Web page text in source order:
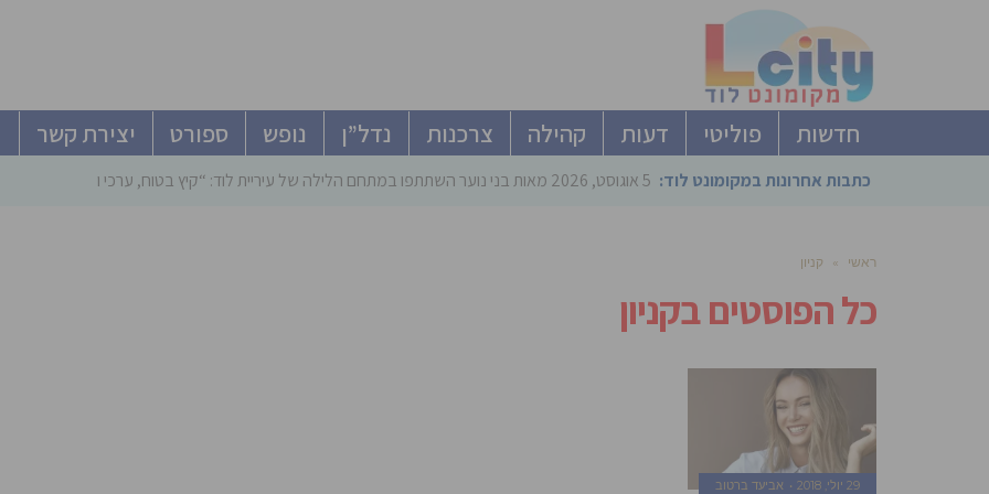
חדשות פוליטי דעות קהילה צרכנות נדל”ן נופש ספורט יצירת קשר
כתבות אחרונות במקומונט לוד: 5 אוגוסט, 2026 מאות בני נוער השתתפו במתחם הלילה של עיריית לוד: “קיץ בטוח, ערכי ומהנה”
ראשי » קניון
כל הפוסטים בקניון
29 יולי, 2018 אביעד ברטוב